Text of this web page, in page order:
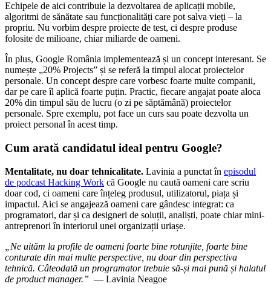
Echipele de aici contribuie la dezvoltarea de aplicații mobile,
algoritmi de sănătate sau funcționalități care pot salva vieți – la
propriu. Nu vorbim despre proiecte de test, ci despre produse
folosite de milioane, chiar miliarde de oameni.
În plus, Google România implementează și un concept interesant. Se
numește „20% Projects” și se referă la timpul alocat proiectelor
personale. Un concept despre care vorbesc foarte multe companii,
dar pe care îl aplică foarte puțin. Practic, fiecare angajat poate aloca
20% din timpul său de lucru (o zi pe săptămână) proiectelor
personale. Spre exemplu, pot face un curs sau poate dezvolta un
proiect personal în acest timp.
Cum arată candidatul ideal pentru Google?
Mentalitate, nu doar tehnicalitate. Lavinia a punctat în episodul
de podcast Hacking Work că Google nu caută oameni care scriu
doar cod, ci oameni care înțeleg produsul, utilizatorul, piața și
impactul. Aici se angajează oameni care gândesc integrat: ca
programatori, dar și ca designeri de soluții, analiști, poate chiar mini-
antreprenori în interiorul unei organizații uriașe.
„Ne uităm la profile de oameni foarte bine rotunjite, foarte bine
conturate din mai multe perspective, nu doar din perspectiva
tehnică. Câteodată un programator trebuie să-și mai pună și halatul
de product manager.” — Lavinia Neagoe